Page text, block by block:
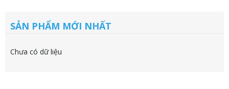
SẢN PHẨM MỚI NHẤT
Chưa có dữ liệu